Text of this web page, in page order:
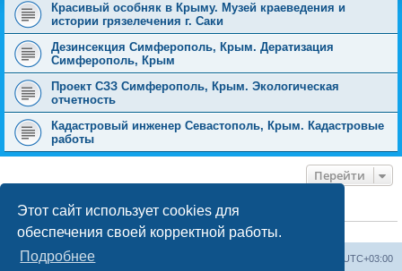
Этот сайт использует cookies для
обеспечения своей корректной работы.
Подробнее
Красивый особняк в Крыму. Музей краеведения и
истории грязелечения г. Саки
Дезинсекция Симферополь, Крым. Дератизация
Симферополь, Крым
Проект СЗЗ Симферополь, Крым. Экологическая
отчетность
Кадастровый инженер Севастополь, Крым. Кадастровые
работы
Перейти
КТО СЕЙЧАС НА КОНФЕРЕНЦИИ
Сейчас этот форум просматривают:ClaudeBot [ИИ бот]и 2 гостя
Форум «Весь Крым» UTC+03:00